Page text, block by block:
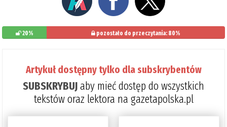
20% pozostało do przeczytania: 80%
Artykuł dostępny tylko dla subskrybentów
SUBSKRYBUJaby mieć dostęp do wszystkich
tekstów oraz lektora na gazetapolska.pl